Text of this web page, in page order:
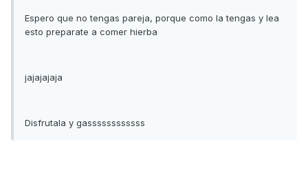
Espero que no tengas pareja, porque como la tengas y lea
esto preparate a comer hierba
jajajajaja
Disfrutala y gassssssssssss